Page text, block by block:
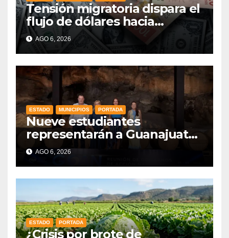
Tensión migratoria dispara el
flujo de dólares hacia
municipios de Guanajuato
AGO 6, 2026
ESTADO MUNICIPIOS PORTADA
Nueve estudiantes
representarán a Guanajuato
en la Olimpiada Mexicana de
Matemáticas 2026
AGO 6, 2026
ESTADO PORTADA
¿Crisis por brote de